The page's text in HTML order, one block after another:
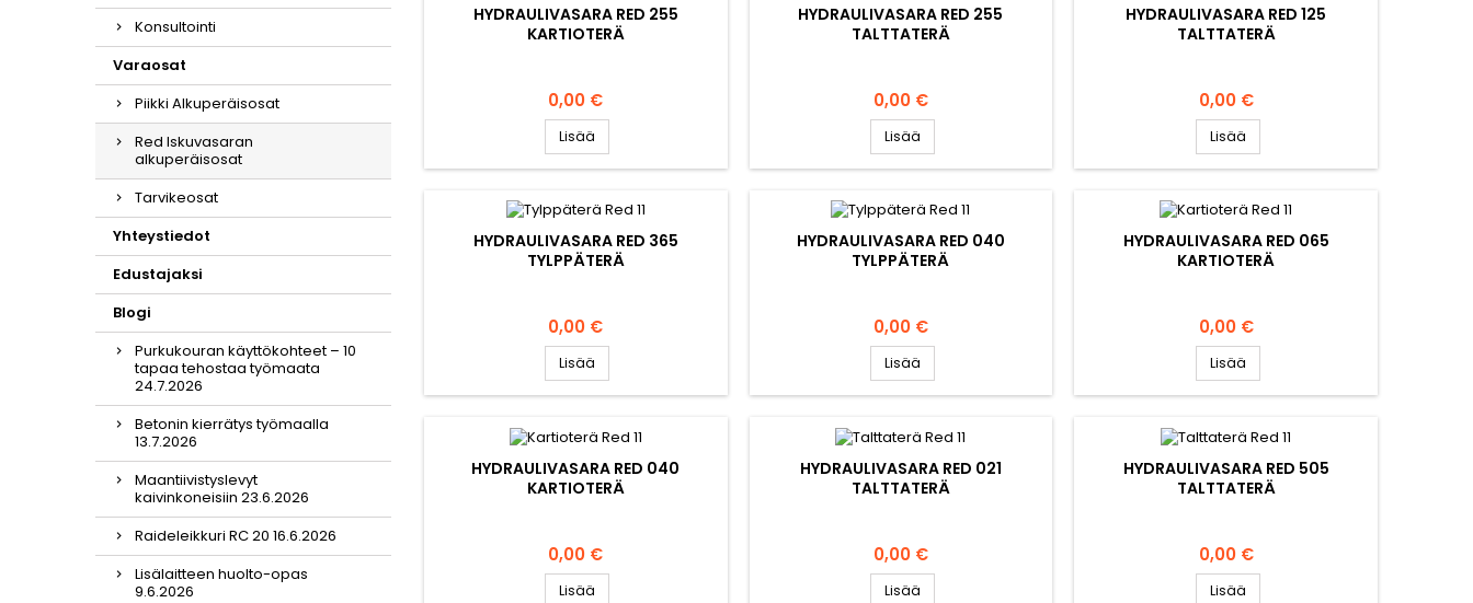
Konsultointi
Varaosat
Piikki Alkuperäisosat
Red Iskuvasaran
alkuperäisosat
Tarvikeosat
Yhteystiedot
Edustajaksi
Blogi
Purkukouran käyttökohteet – 10
tapaa tehostaa työmaata
24.7.2026
Betonin kierrätys työmaalla
13.7.2026
Maantiivistyslevyt
kaivinkoneisiin 23.6.2026
Raideleikkuri RC 20 16.6.2026
Lisälaitteen huolto-opas
9.6.2026
HYDRAULIVASARA RED 255
KARTIOTERÄ
Hinta
0,00 €
Lisää
HYDRAULIVASARA RED 255
TALTTATERÄ
Hinta
0,00 €
Lisää
HYDRAULIVASARA RED 125
TALTTATERÄ
Hinta
0,00 €
Lisää
HYDRAULIVASARA RED 365
TYLPPÄTERÄ
Hinta
0,00 €
Lisää
HYDRAULIVASARA RED 040
TYLPPÄTERÄ
Hinta
0,00 €
Lisää
HYDRAULIVASARA RED 065
KARTIOTERÄ
Hinta
0,00 €
Lisää
HYDRAULIVASARA RED 040
KARTIOTERÄ
Hinta
0,00 €
Lisää
HYDRAULIVASARA RED 021
TALTTATERÄ
Hinta
0,00 €
Lisää
HYDRAULIVASARA RED 505
TALTTATERÄ
Hinta
0,00 €
Lisää